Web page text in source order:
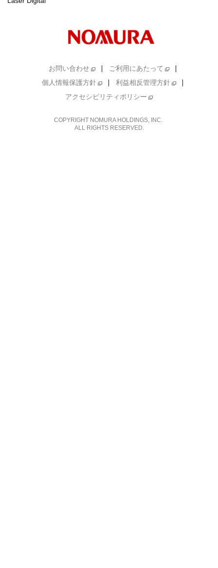
お問い合わせ
ご利用にあたって
個人情報保護方針
利益相反管理方針
アクセシビリティポリシー
COPYRIGHT NOMURA HOLDINGS, INC.
ALL RIGHTS RESERVED.